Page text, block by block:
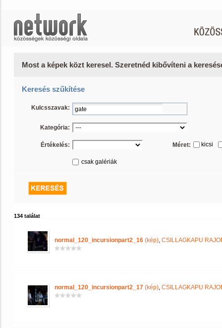
Most a képek közt keresel. Szeretnéd kibővíteni a
Keresés szűkítése
Kulcsszavak:
Kategória:
Értékelés: Méret: kicsi
csak galériák
134 találat
normal_120_incursionpart2_16 (kép), CSILLAGKAPU
normal_120_incursionpart2_17 (kép), CSILLAGKAPU